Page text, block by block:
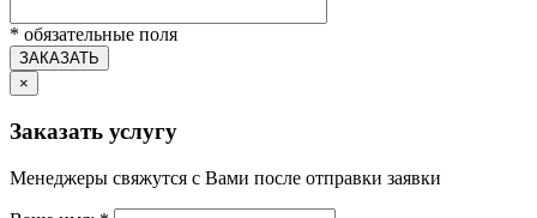
* обязательные поля
ЗАКАЗАТЬ
×
Заказать услугу
Менеджеры свяжутся с Вами после отправки заявки